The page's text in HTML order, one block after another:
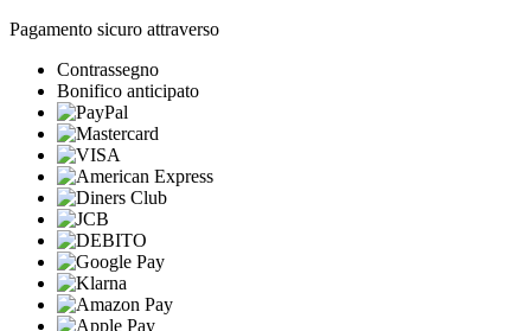
Pagamento sicuro attraverso
Contrassegno
Bonifico anticipato